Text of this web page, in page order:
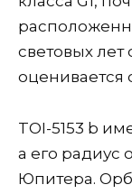
световых лет
оценивается
TOI-5153 b
а его радиус
Юпитера.